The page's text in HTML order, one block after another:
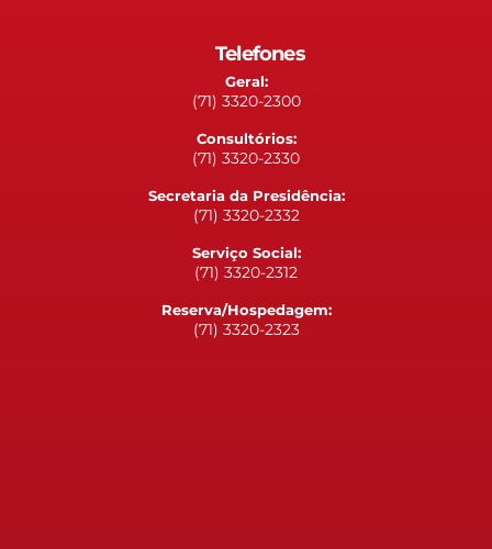
Telefones
Geral:
(71) 3320-2300
Consultórios:
(71) 3320-2330
Secretaria da Presidência:
(71) 3320-2332
Serviço Social:
(71) 3320-2312
Reserva/Hospedagem:
(71) 3320-2323